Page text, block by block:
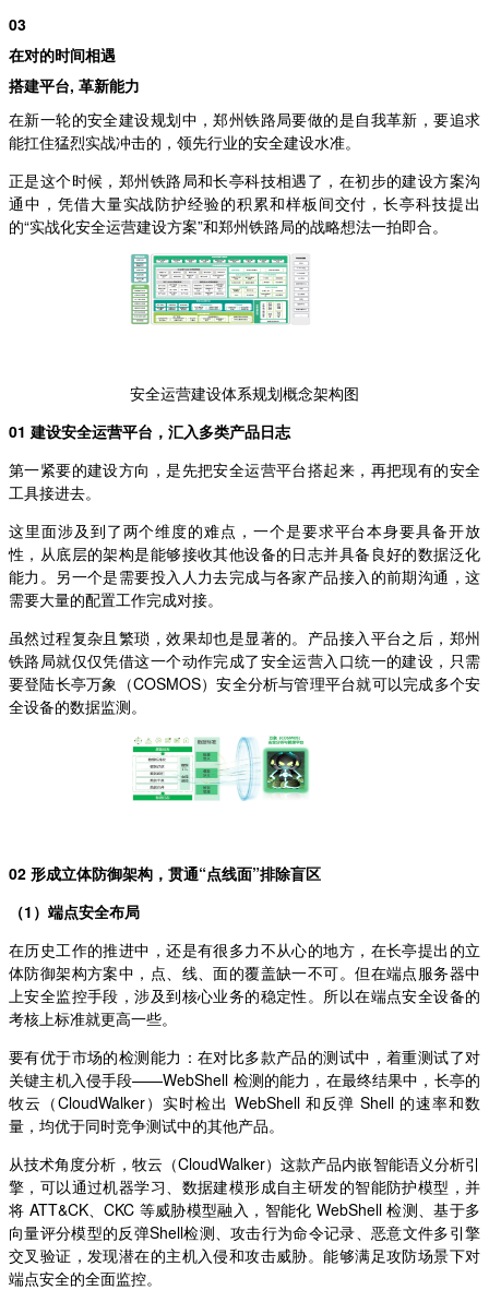
03
在对的时间相遇
搭建平台, 革新能力
在新一轮的安全建设规划中，郑州铁路局要做的是自我革新，要追求
能扛住猛烈实战冲击的，领先行业的安全建设水准。
正是这个时候，郑州铁路局和长亭科技相遇了，在初步的建设方案沟
通中，凭借大量实战防护经验的积累和样板间交付，长亭科技提出
的“实战化安全运营建设方案”和郑州铁路局的战略想法一拍即合。
安全运营建设体系规划概念架构图
01 建设安全运营平台，汇入多类产品日志
第一紧要的建设方向，是先把安全运营平台搭起来，再把现有的安全
工具接进去。
这里面涉及到了两个维度的难点，一个是要求平台本身要具备开放
性，从底层的架构是能够接收其他设备的日志并具备良好的数据泛化
能力。另一个是需要投入人力去完成与各家产品接入的前期沟通，这
需要大量的配置工作完成对接。
虽然过程复杂且繁琐，效果却也是显著的。产品接入平台之后，郑州
铁路局就仅仅凭借这一个动作完成了安全运营入口统一的建设，只需
要登陆长亭万象（COSMOS）安全分析与管理平台就可以完成多个安
全设备的数据监测。
02 形成立体防御架构，贯通“点线面”排除盲区
（1）端点安全布局
在历史工作的推进中，还是有很多力不从心的地方，在长亭提出的立
体防御架构方案中，点、线、面的覆盖缺一不可。但在端点服务器中
上安全监控手段，涉及到核心业务的稳定性。所以在端点安全设备的
考核上标准就更高一些。
要有优于市场的检测能力：在对比多款产品的测试中，着重测试了对
关键主机入侵手段——WebShell 检测的能力，在最终结果中，长亭的
牧云（CloudWalker）实时检出 WebShell 和反弹 Shell 的速率和数
量，均优于同时竞争测试中的其他产品。
从技术角度分析，牧云（CloudWalker）这款产品内嵌智能语义分析引
擎，可以通过机器学习、数据建模形成自主研发的智能防护模型，并
将 ATT&CK、CKC 等威胁模型融入，智能化 WebShell 检测、基于多
向量评分模型的反弹Shell检测、攻击行为命令记录、恶意文件多引擎
交叉验证，发现潜在的主机入侵和攻击威胁。能够满足攻防场景下对
端点安全的全面监控。